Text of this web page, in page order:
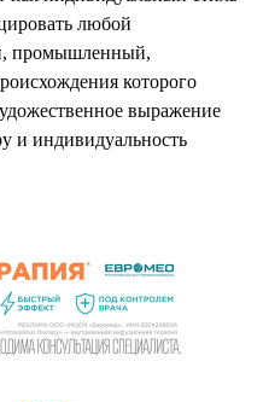
любой
промышленный,
которого
выражение
и индивидуальность